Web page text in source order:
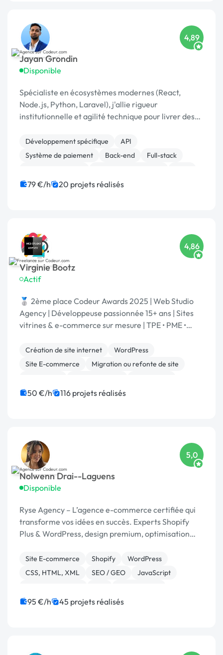
Jayan Grondin
Disponible
4,89
Spécialiste en écosystèmes modernes (React,
Node.js, Python, Laravel), j'allie rigueur
institutionnelle et agilité technique pour livrer des
Développement spécifique
API
Système de paiement
Back-end
Full-stack
Chatbot
JavaScript
79 €/h 20 projets réalisés
Virginie Bootz
Actif
4,86
🥈 2ème place Codeur Awards 2025 | Web Studio
Agency | Développeuse passionnée 15+ ans | Sites
vitrines & e-commerce sur mesure | TPE • PME •
Création de site internet
WordPress
Site E-commerce
Migration ou refonte de site
WooCommerce
Développement spécifique
50 €/h 116 projets réalisés
Nolwenn Drai--Laguens
Disponible
5,0
Ryse Agency – L’agence e-commerce certifiée qui
transforme vos idées en succès. Experts Shopify
Plus & WordPress, design premium, optimisation
Site E-commerce Shopify
WordPress
CSS, HTML, XML
SEO / GEO
JavaScript
95 €/h 45 projets réalisés